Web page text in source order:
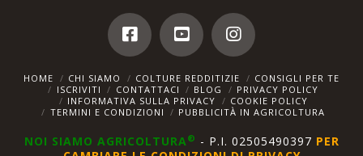
HOME CHI SIAMO COLTURE REDDITIZIE
CONSIGLI PER TE
ISCRIVITI
CONTATTACI BLOG
PRIVACY POLICY
INFORMATIVA SULLA PRIVACY
COOKIE POLICY
TERMINI E CONDIZIONI
PUBBLICITÀ IN AGRICOLTURA
NOI SIAMO AGRICOLTURA® - P.I. 02505490397 PER